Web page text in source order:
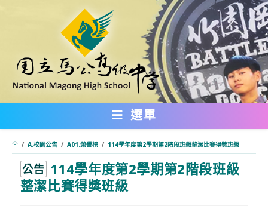
內
選單
/ A.校園公告 / A01.榮譽榜 / 114學年度第2學期第2階段班級整潔比賽得獎班級
公告 114學年度第2學期第2階段班級
整潔比賽得獎班級